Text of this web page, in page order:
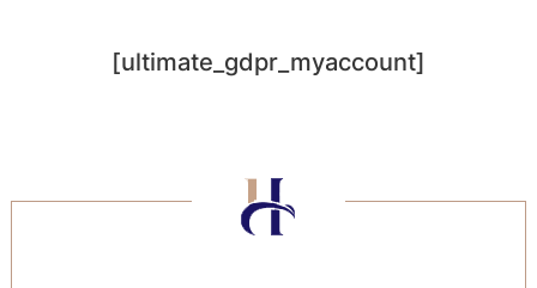
[ultimate_gdpr_myaccount]